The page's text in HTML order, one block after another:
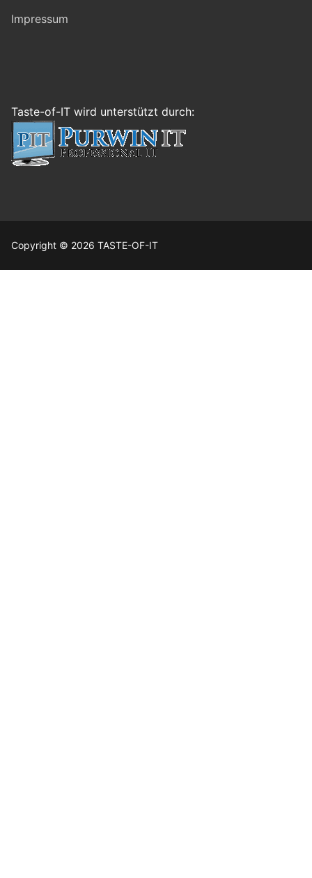
Impressum
Taste-of-IT wird unterstützt durch:
Copyright © 2026 TASTE-OF-IT